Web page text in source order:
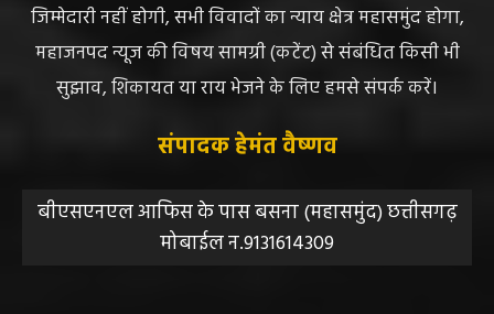
महाजनपद न्यूज की विषय सामग्री (कटेंट) से संबंधित किसी भी
सुझाव, शिकायत या राय भेजने के लिए हमसे संपर्क करें।
संपादक हेमंत वैष्णव
बीएसएनएल आफिस के पास बसना (महासमुंद) छत्तीसगढ़
मोबाईल न.9131614309